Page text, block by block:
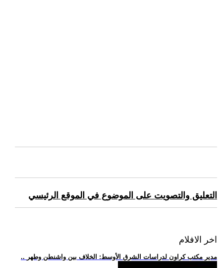
التعليق والتصويت على الموضوع في الموقع الرئيسي
اخر الافلام
.. مدير مكتب كراون لدراسات الشرق الأوسط: الخلاف بين واشنطن وطهر